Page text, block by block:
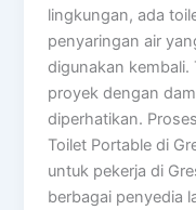
lingkungan, ada
penyaringan air
digunakan kembali.
proyek dengan
diperhatikan.
Toilet Portable di
untuk pekerja di
berbagai penyedia